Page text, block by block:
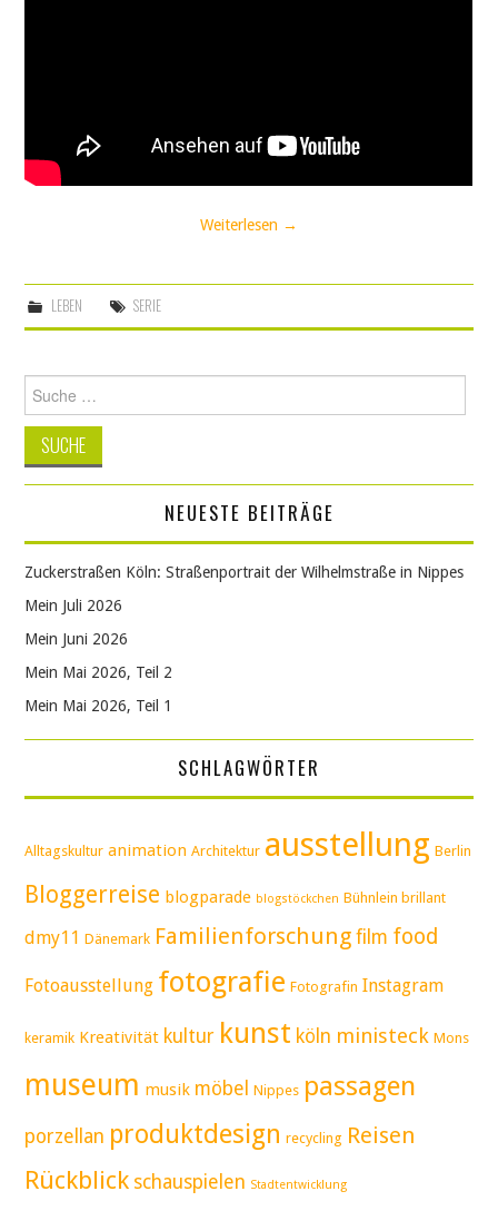
Weiterlesen →
LEBEN SERIE
Suche
nach:
NEUESTE BEITRÄGE
Zuckerstraßen Köln: Straßenportrait der Wilhelmstraße in Nippes
Mein Juli 2026
Mein Juni 2026
Mein Mai 2026, Teil 2
Mein Mai 2026, Teil 1
SCHLAGWÖRTER
Alltagskultur animation Architektur ausstellung Berlin
Bloggerreise blogparade blogstöckchen Bühnlein brillant
dmy11 Dänemark Familienforschung film food
Fotoausstellung fotografie Fotografin Instagram
keramik Kreativität kultur kunst köln ministeck Mons
museum musik möbel Nippes passagen
porzellan produktdesign recycling Reisen
Rückblick schauspielen Stadtentwicklung